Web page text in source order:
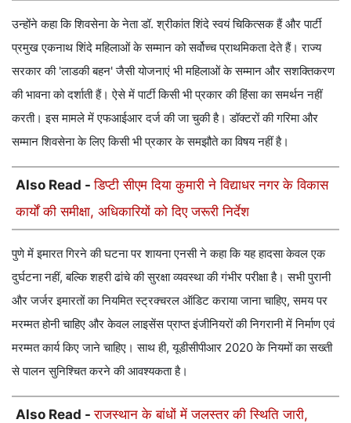
उन्होंने कहा कि शिवसेना के नेता डॉ. श्रीकांत शिंदे स्वयं चिकित्सक हैं और पार्टी
प्रमुख एकनाथ शिंदे महिलाओं के सम्मान को सर्वोच्च प्राथमिकता देते हैं। राज्य
सरकार की 'लाडकी बहन' जैसी योजनाएं भी महिलाओं के सम्मान और सशक्तिकरण
की भावना को दर्शाती हैं। ऐसे में पार्टी किसी भी प्रकार की हिंसा का समर्थन नहीं
करती। इस मामले में एफआईआर दर्ज की जा चुकी है। डॉक्टरों की गरिमा और
सम्मान शिवसेना के लिए किसी भी प्रकार के समझौते का विषय नहीं है।
Also Read -डिप्टी सीएम दिया कुमारी ने विद्याधर नगर के विकास
कार्यों की समीक्षा, अधिकारियों को दिए जरूरी निर्देश
पुणे में इमारत गिरने की घटना पर शायना एनसी ने कहा कि यह हादसा केवल एक
दुर्घटना नहीं, बल्कि शहरी ढांचे की सुरक्षा व्यवस्था की गंभीर परीक्षा है। सभी पुरानी
और जर्जर इमारतों का नियमित स्ट्रक्चरल ऑडिट कराया जाना चाहिए, समय पर
मरम्मत होनी चाहिए और केवल लाइसेंस प्राप्त इंजीनियरों की निगरानी में निर्माण एवं
मरम्मत कार्य किए जाने चाहिए। साथ ही, यूडीसीपीआर 2020 के नियमों का सख्ती
से पालन सुनिश्चित करने की आवश्यकता है।
Also Read -राजस्थान के बांधों में जलस्तर की स्थिति जारी,